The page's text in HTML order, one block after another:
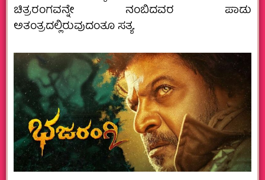
ಚಿತ್ರರಂಗವನ್ನೇ ನಂಬಿದವರ ಪಾಡು
ಅತಂತ್ರದಲ್ಲಿರುವುದಂತೂ ಸತ್ಯ.